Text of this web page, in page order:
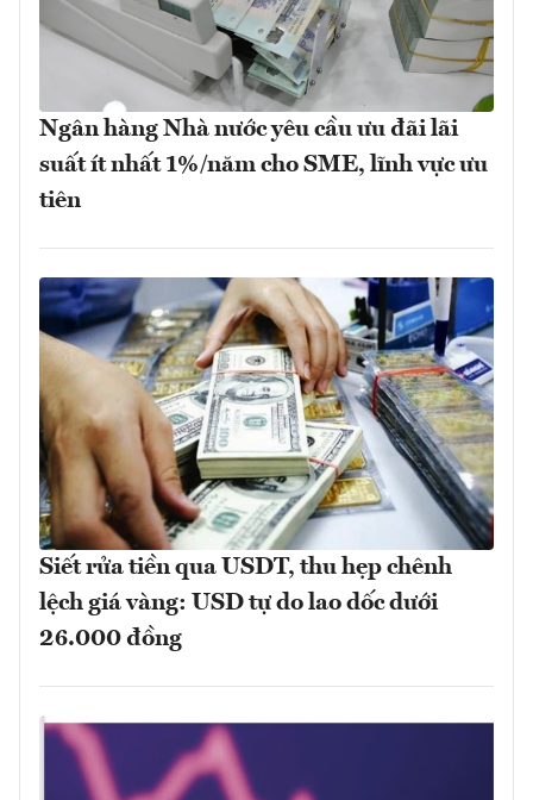
Ngân hàng Nhà nước yêu cầu ưu đãi lãi
suất ít nhất 1%/năm cho SME, lĩnh vực ưu
tiên
Siết rửa tiền qua USDT, thu hẹp chênh
lệch giá vàng: USD tự do lao dốc dưới
26.000 đồng